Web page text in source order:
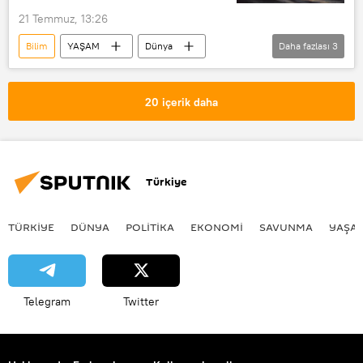
21 Temmuz, 13:26
Bilim YAŞAM
Dünya
iklim değişikliği
okyanus
Daha fazlası 3
20 içerik daha
Türkiye
TÜRKIYE DÜNYA POLİTİKA EKONOMİ SAVUNMA
Telegram Twitter